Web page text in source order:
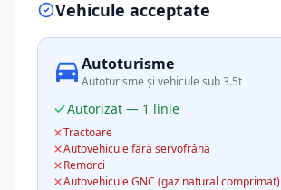
Vehicule acceptate
Autoturisme
Autoturisme și vehicule sub 3.5t
Autorizat — 1 linie
Tractoare
Autovehicule fără servofrână
Remorci
Autovehicule GNC (gaz natural comprimat)